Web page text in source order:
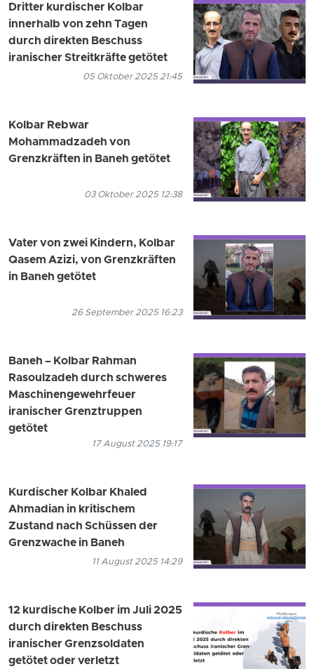
Dritter kurdischer Kolbar
innerhalb von zehn Tagen
durch direkten Beschuss
iranischer Streitkräfte getötet
05 Oktober 2025 21:45
Kolbar Rebwar
Mohammadzadeh von
Grenzkräften in Baneh getötet
03 Oktober 2025 12:38
Vater von zwei Kindern, Kolbar
Qasem Azizi, von Grenzkräften
in Baneh getötet
26 September 2025 16:23
Baneh – Kolbar Rahman
Rasoulzadeh durch schweres
Maschinengewehrfeuer
iranischer Grenztruppen
getötet
17 August 2025 19:17
Kurdischer Kolbar Khaled
Ahmadian in kritischem
Zustand nach Schüssen der
Grenzwache in Baneh
11 August 2025 14:29
12 kurdische Kolber im Juli 2025
durch direkten Beschuss
iranischer Grenzsoldaten
getötet oder verletzt